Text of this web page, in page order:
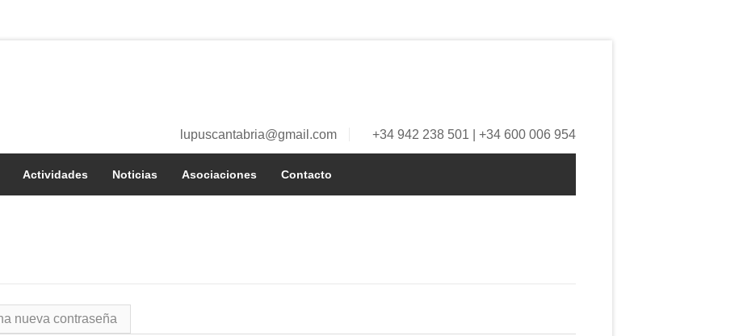
lupuscantabria@gmail.com +34 942 238 501 | +34 600 006 954
Actividades Noticias Asociaciones Contacto
nueva contraseña